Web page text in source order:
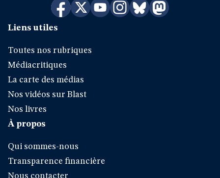
Liens utiles
Toutes nos rubriques
Médiacritiques
La carte des médias
Nos vidéos sur Blast
Nos livres
À propos
Qui sommes-nous
Transparence financière
Nous contacter